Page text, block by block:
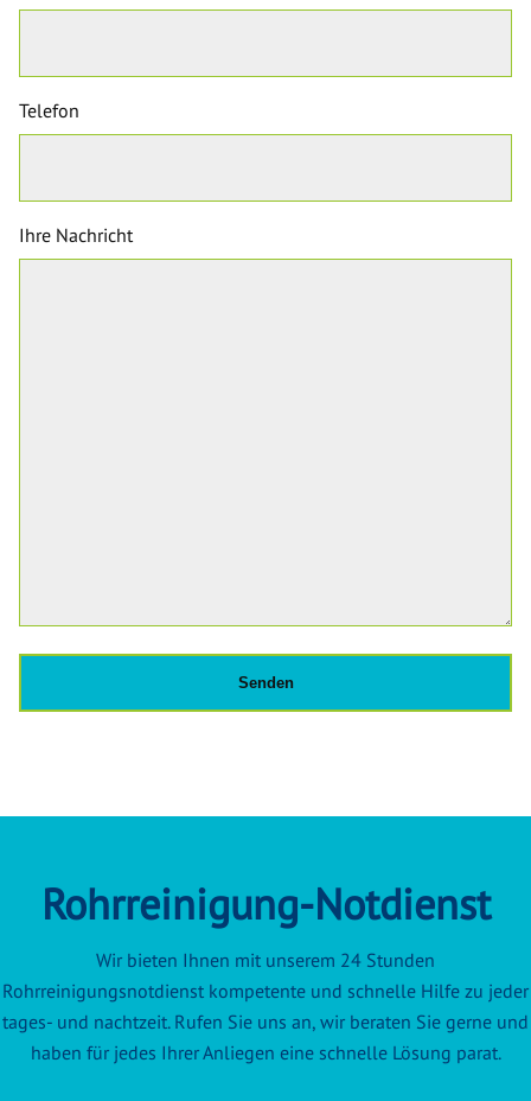
Telefon
Ihre Nachricht
Rohrreinigung-Notdienst
Wir bieten Ihnen mit unserem 24 Stunden
Rohrreinigungsnotdienst kompetente und schnelle Hilfe zu jeder
tages- und nachtzeit. Rufen Sie uns an, wir beraten Sie gerne und
haben für jedes Ihrer Anliegen eine schnelle Lösung parat.